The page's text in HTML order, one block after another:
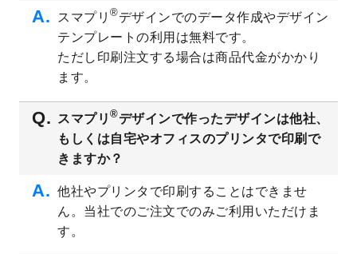
2023/8/7
【新商品】チケット
が作成できるようにな
りました！
美容・エステのチラシデザインテンプレー
トを追加しました。
いたしました。
2023/6/12
うちわのデザインテンプレート
を公開いた
しました。
を公開いたしました。
2023/5/9
書類カバー（見積書表紙）のデザインテン
スマプリ ®デザインでのデータ作成やデザイン
テンプレートの利用は無料です。
ただし印刷注文する場合は商品代金がかかり
ます。
スマプリ ®デザインで作ったデザインは他社、
もしくは自宅やオフィスのプリンタで印刷で
きますか？
他社やプリンタで印刷することはできませ
ん。当社でのご注文でのみご利用いただけま
す。